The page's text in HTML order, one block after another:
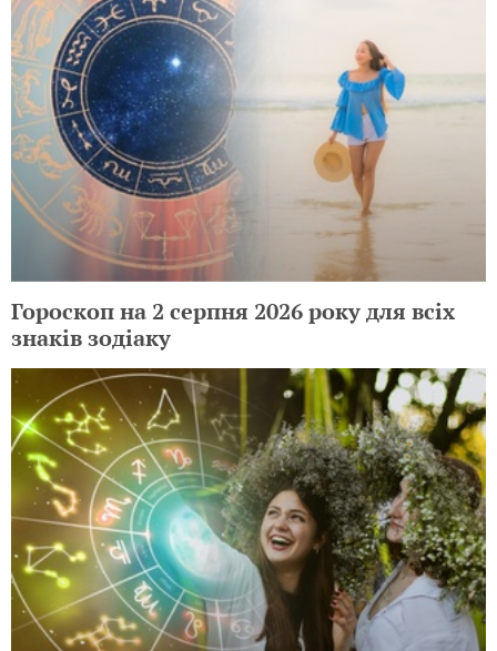
Гороскоп на 2 серпня 2026 року для всіх
знаків зодіаку